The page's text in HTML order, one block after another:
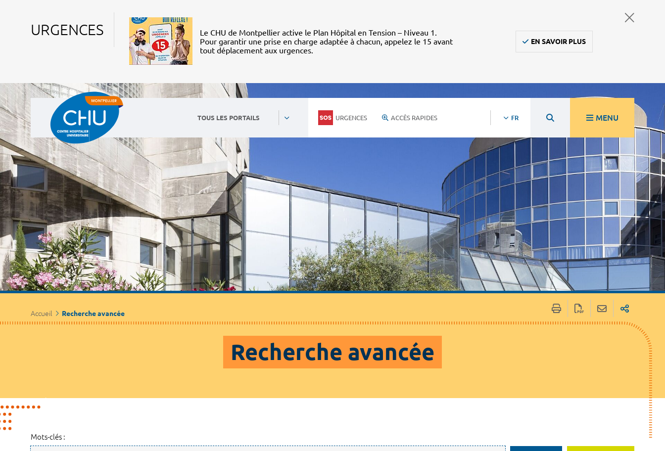
URGENCES
Le CHU de Montpellier active le Plan Hôpital en Tension – Niveau 1.
Pour garantir une prise en charge adaptée à chacun, appelez le 15 avant
tout déplacement aux urgences.
EN SAVOIR PLUS
TOUS LES PORTAILS URGENCES ACCÈS RAPIDES FR MENU
Accueil Recherche avancée
Recherche avancée
Mots-clés :